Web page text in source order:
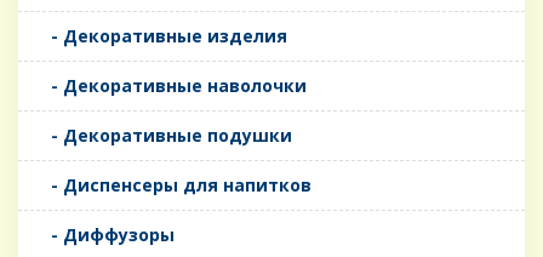
- Декоративные изделия
- Декоративные наволочки
- Декоративные подушки
- Диспенсеры для напитков
- Диффузоры